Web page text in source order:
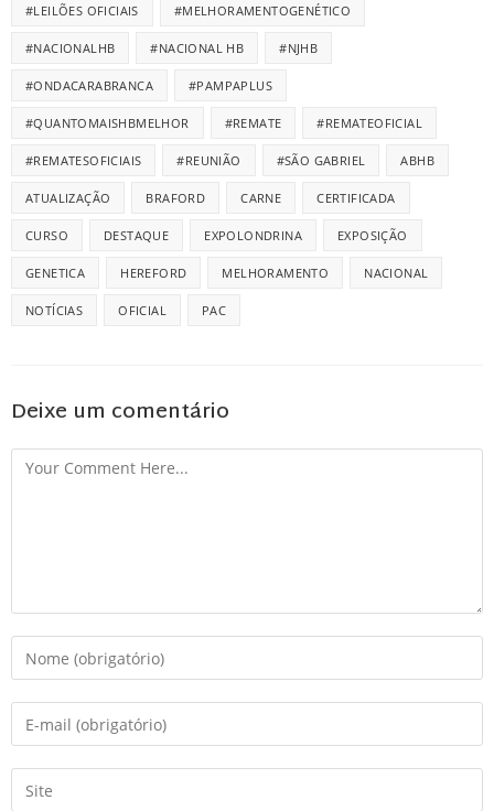
#LEILÕES OFICIAIS #MELHORAMENTOGENÉTICO
#NACIONALHB #NACIONAL HB #NJHB
#ONDACARABRANCA #PAMPAPLUS
#QUANTOMAISHBMELHOR #REMATE #REMATEOFICIAL
#REMATESOFICIAIS #REUNIÃO #SÃO GABRIEL ABHB
ATUALIZAÇÃO BRAFORD CARNE CERTIFICADA
CURSO DESTAQUE EXPOLONDRINA EXPOSIÇÃO
GENETICA HEREFORD MELHORAMENTO NACIONAL
NOTÍCIAS OFICIAL PAC
Deixe um comentário